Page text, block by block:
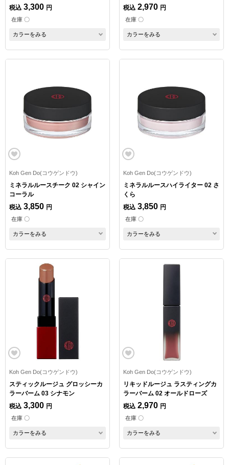
ジ
税込 3,300 円
在庫 〇
カラーをみる
ジ
税込 2,970 円
在庫 〇
カラーをみる
Koh Gen Do(コウゲンドウ)
ミネラルルースチーク 02 シャイン
コーラル
税込 3,850 円
在庫 〇
カラーをみる
Koh Gen Do(コウゲンドウ)
ミネラルルースハイライター 02 さ
くら
税込 3,850 円
在庫 〇
カラーをみる
Koh Gen Do(コウゲンドウ)
スティックルージュ グロッシーカ
ラーバーム 03 シナモン
税込 3,300 円
在庫 〇
カラーをみる
Koh Gen Do(コウゲンドウ)
リキッドルージュ ラスティングカ
ラーバーム 02 オールドローズ
税込 2,970 円
在庫 〇
カラーをみる